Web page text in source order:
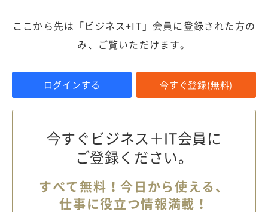
ここから先は「ビジネス+IT」会員に登録された方の
み、ご覧いただけます。
ログインする 今すぐ登録(無料)
今すぐビジネス＋IT会員に
ご登録ください。
すべて無料！今日から使える、
仕事に役立つ情報満載！